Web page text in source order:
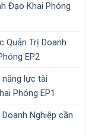
Đạo Khai Phóng
Quản Trị Doanh
EP2
năng lực tài
Phóng EP1
Nghiệp cần